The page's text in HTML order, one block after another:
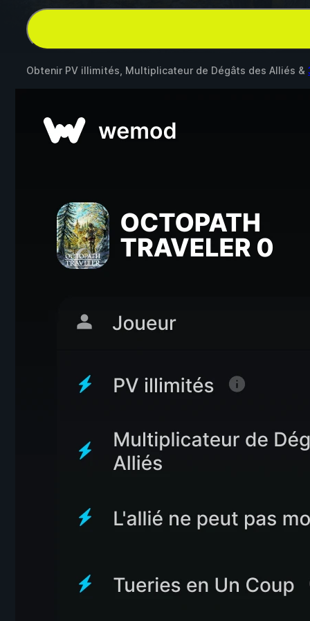
Obtenir PV illimités, Multiplicateur de Dégâts des Alliés &